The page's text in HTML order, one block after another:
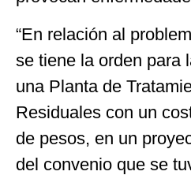
“En relación al
se tiene la orden para
una Planta de
Residuales con un
de pesos, en un
del convenio que se